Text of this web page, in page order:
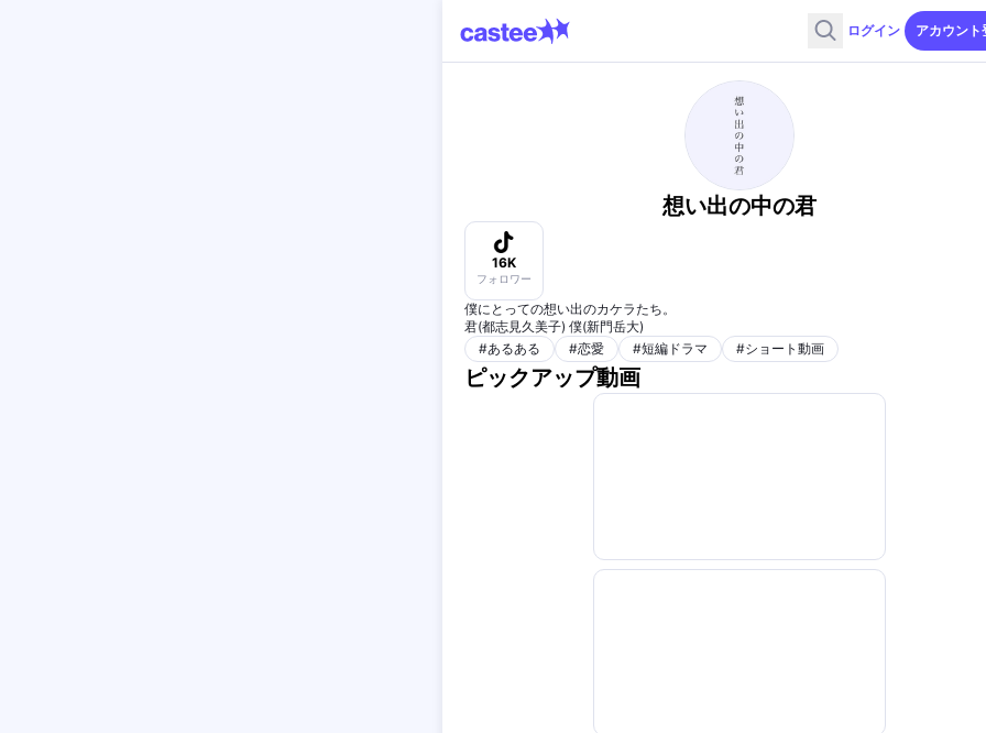
ログイン アカウント
想い出の中の君
16K
フォロワー
僕にとっての想い出のカケラたち。
君(都志見久美子) 僕(新門岳大)
#あるある #恋愛 #短編ドラマ #ショート動画
ピックアップ動画